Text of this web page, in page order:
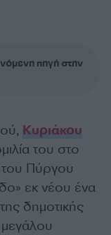
πηγή στην
Κυριάκου
του στο
του Πύργου
εκ νέου ένα
δημοτικής